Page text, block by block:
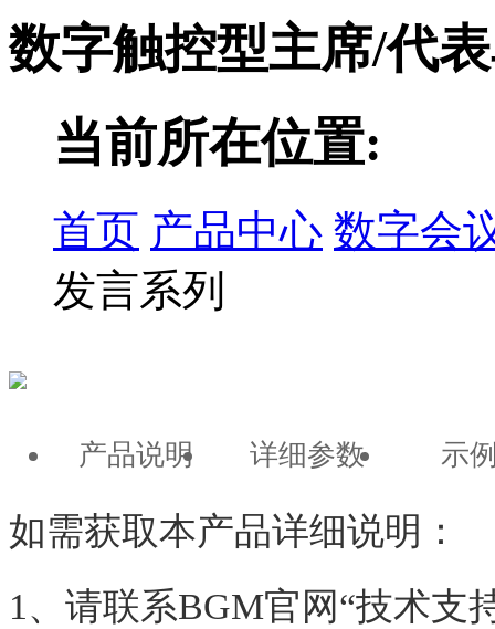
数字触控型主席/代
当前所在位置:
首页 产品中心 数字会
发言系列
产品说明 详细参数 示
如需获取本产品详细说明：
1、请联系BGM官网“技术支